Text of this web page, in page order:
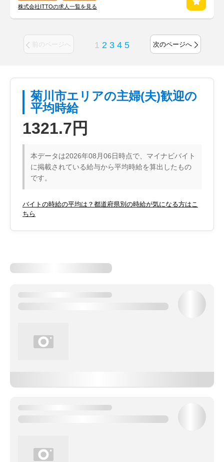
株式会社ITTOの求人一覧を見る
前のページへ 1 2 3 4 5 次のページへ
菊川市エリアの主婦(夫)歓迎の
平均時給
1321.7円
本データは2026年08月06日時点で、マイナビバイト
に掲載されている給与から平均時給を算出したもの
です。
バイトの時給の平均は？都道府県別の時給が気になる方はこ
ちら